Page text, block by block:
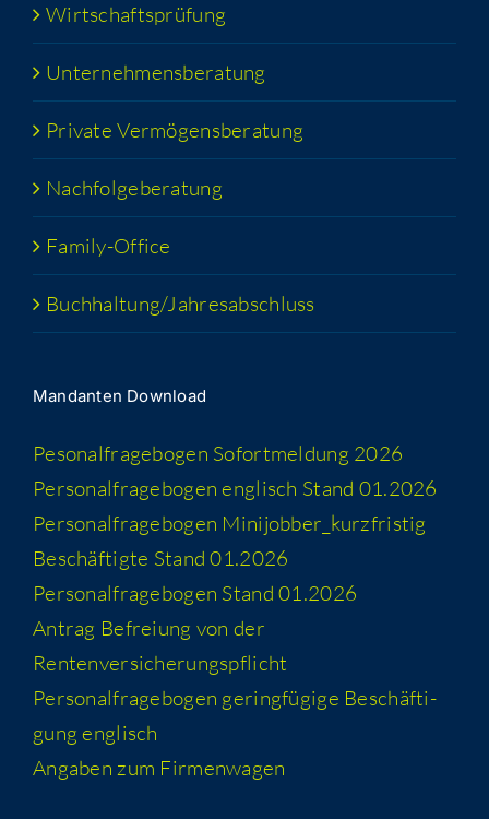
Wirt­schafts­prü­fung
Unter­neh­mens­be­ra­tung
Pri­va­te Vermögensberatung
Nach­fol­ge­be­ra­tung
Fami­­ly-Office
Buchhaltung/​​Jahresabschluss
Man­dan­ten Download
Peso­nal­fra­ge­bo­gen Sofort­mel­dung 2026
Per­so­nal­fra­ge­bo­gen eng­lisch Stand 01.2026
Per­so­nal­fra­ge­bo­gen Minijobber_​kurzfristig
Beschäf­tig­te Stand 01.2026
Per­so­nal­fra­ge­bo­gen Stand 01.2026
Antrag Befrei­ung von der
Rentenversicherungspflicht
Per­so­nal­fra­ge­bo­gen gering­fü­gi­ge Beschäf­ti­
gung englisch
Anga­ben zum Firmenwagen